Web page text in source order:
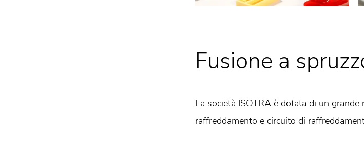
Fusione a
La società ISOTRA è dotata di un
raffreddamento e circuito di